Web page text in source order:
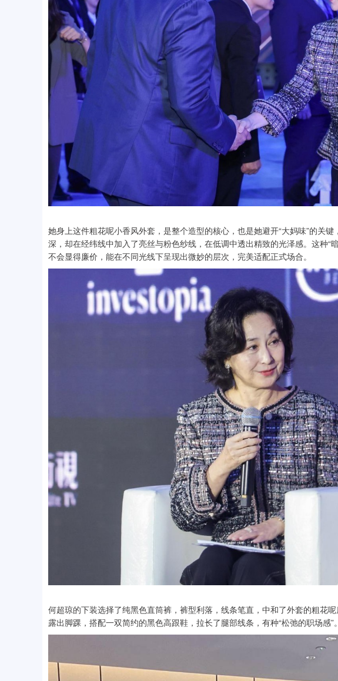
她身上这件粗花呢小香风外套，是整个造型的核心，也是她避开“大妈味”的关
深，却在经纬线中加入了亮丝与粉色纱线，在低调中透出精致的光泽感。这种“
不会显得廉价，能在不同光线下呈现出微妙的层次，完美适配正式场合。
何超琼的下装选择了纯黑色直筒裤，裤型利落，线条笔直，中和了外套的粗花
露出脚踝，搭配一双简约的黑色高跟鞋，拉长了腿部线条，有种“松弛的职场感”。